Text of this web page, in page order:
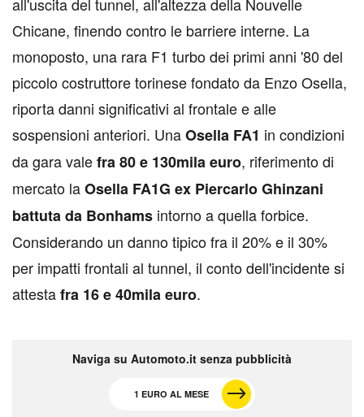
Chicane, finendo contro le barriere interne. La
monoposto, una rara F1 turbo dei primi anni '80 del
piccolo costruttore torinese fondato da Enzo Osella,
riporta danni significativi al frontale e alle
sospensioni anteriori. UnaOsella FA1 in condizioni
da gara valefra 80 e 130mila euro, riferimento di
mercato laOsella FA1G ex Piercarlo Ghinzani
battuta da Bonhams intorno a quella forbice.
Considerando un danno tipico fra il 20% e il 30%
per impatti frontali al tunnel, il conto dell'incidente si
attestafra 16 e 40mila euro.
Naviga su Automoto.it senza pubblicità
1 EURO AL MESE